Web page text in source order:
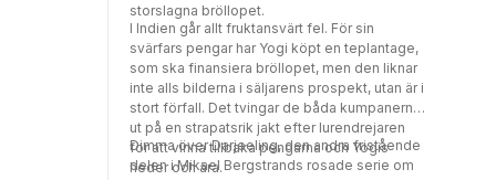
storslagna bröllopet.
I Indien går allt fruktansvärt fel. För sin
svärfars pengar har Yogi köpt en teplantage,
som ska finansiera bröllopet, men den liknar
inte alls bilderna i säljarens prospekt, utan är i
stort förfall. Det tvingar de båda kumpanerna
ut på en strapatsrik jakt efter lurendrejaren
för att vinna tillbaka pengarna och Yogis
heder och ära.
Dimma över Darjeeling, den andra fristående
delen i Mikael Bergstrands rosade serie om